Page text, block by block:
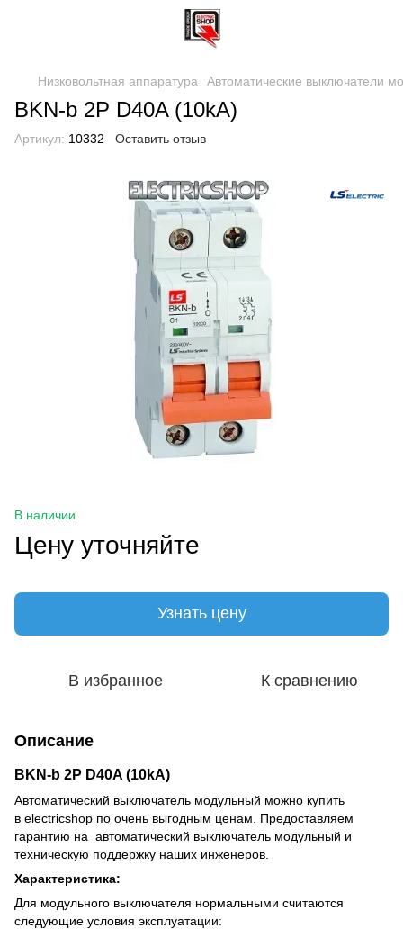
Низковольтная аппаратура Автоматические выключатели
BKN-b 2P D40A (10kA)
Артикул: 10332 Оставить отзыв
В наличии
Цену уточняйте
Узнать цену
В избранное К сравнению
Описание
BKN-b 2P D40A (10kA)
Автоматический выключатель модульный можно купить
в electricshop по очень выгодным ценам. Предоставляем
гарантию на автоматический выключатель модульный и
техническую поддержку наших инженеров.
Характеристика:
Для модульного выключателя нормальными считаются
следующие условия эксплуатации: